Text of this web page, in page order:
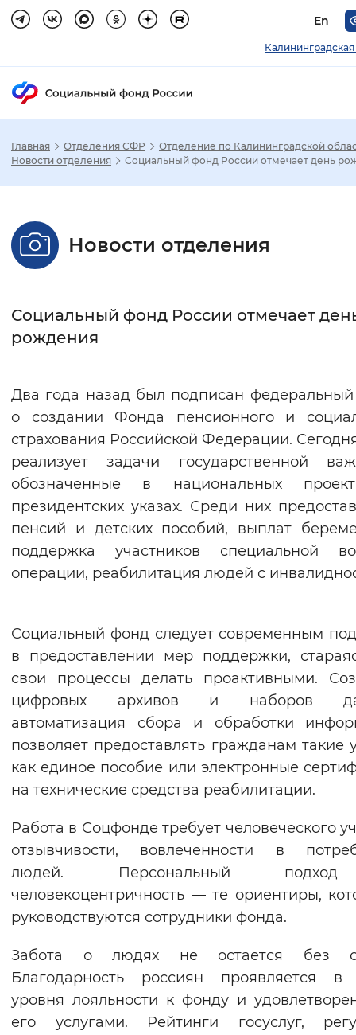
En
Размер шрифта
Шрифт
Интервал между буквами
Нормальный Увеличенный
Цвет сайта
Монохромный Инверсивный
Синий фон
Изображения
Звуковой ассистент
Вернуть стандартные настройки
Главная Отделения СФР
Отделение по Калининградской
Новости отделения
Социальный фонд России отмечает день
Новости отделения
Социальный фонд России отмечает
рождения
Два года назад был подписан федеральный
о создании Фонда пенсионного и
страхования Российской Федерации.
реализует задачи государственной
обозначенные в национальных
президентских указах. Среди них
пенсий и детских пособий, выплат
поддержка участников специальной
операции, реабилитация людей с
Социальный фонд следует современным
в предоставлении мер поддержки,
свои процессы делать проактивными.
цифровых архивов и наборов
автоматизация сбора и обработки
позволяет предоставлять гражданам такие
как единое пособие или электронные
на технические средства реабилитации.
Работа в Соцфонде требует человеческого
отзывчивости, вовлеченности в
людей. Персональный
человекоцентричность — те ориентиры,
руководствуются сотрудники фонда.
Забота о людях не остается без
Благодарность россиян проявляется в
уровня лояльности к фонду и
его услугами. Рейтинги госуслуг,